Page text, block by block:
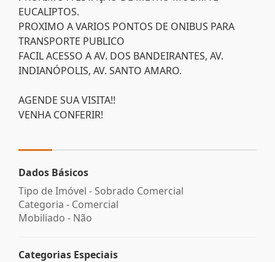
EUCALIPTOS.
PROXIMO A VARIOS PONTOS DE ONIBUS PARA
TRANSPORTE PUBLICO
FACIL ACESSO A AV. DOS BANDEIRANTES, AV.
INDIANÓPOLIS, AV. SANTO AMARO.
AGENDE SUA VISITA!!
VENHA CONFERIR!
Dados Básicos
Tipo de Imóvel - Sobrado Comercial
Categoria - Comercial
Mobiliado - Não
Categorias Especiais